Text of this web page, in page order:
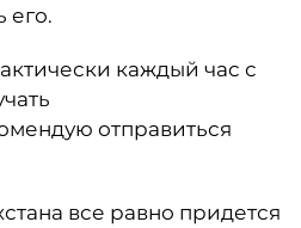
его.
каждый час с
отправиться
все равно придется